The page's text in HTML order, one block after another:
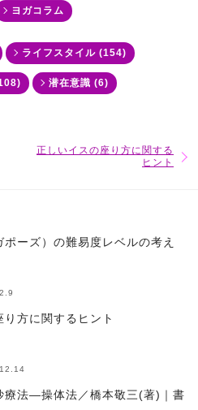
ヨガコラム
ライフスタイル (154)
潜在意識 (6)
正しいイスの座り方に関する
ヒント
ポーズ）の難易度レベルの考え
方に関するヒント
療法―操体法／橋本敬三(著)｜書